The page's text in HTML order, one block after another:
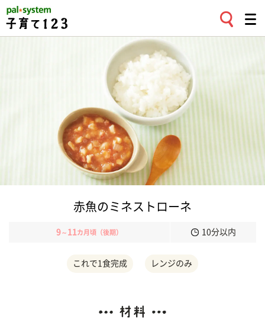
赤魚のミネストローネ
9～ 11 カ月頃（後期） 10分以内
これで1食完成 レンジのみ